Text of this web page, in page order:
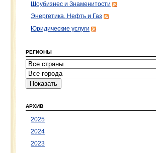
Шоубизнес и Знаменитости
Энергетика, Нефть и Газ
Юридические услуги
РЕГИОНЫ
АРХИВ
2025
2024
2023